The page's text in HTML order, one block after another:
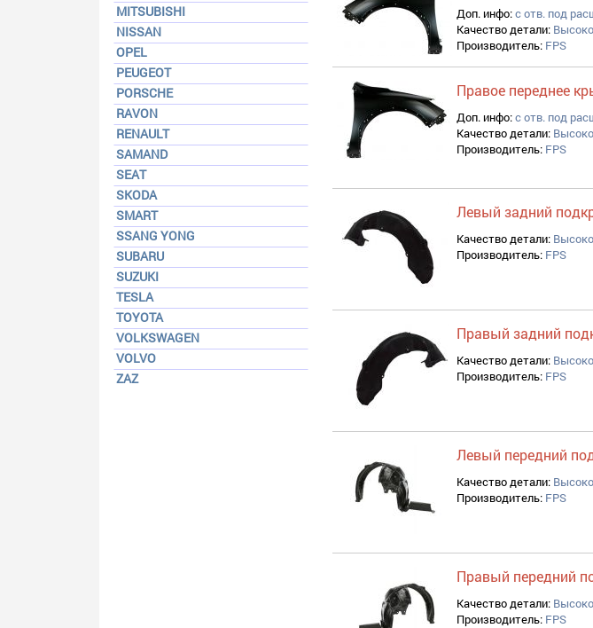
MITSUBISHI
NISSAN
OPEL
PEUGEOT
PORSCHE
RAVON
RENAULT
SAMAND
SEAT
SKODA
SMART
SSANG YONG
SUBARU
SUZUKI
TESLA
TOYOTA
VOLKSWAGEN
VOLVO
ZAZ
Доп. инфо:с отв. под
Качество детали:
Производитель: FPS
Правое переднее
Доп. инфо:с отв. под
Качество детали:
Производитель: FPS
Левый задний
Качество детали:
Производитель: FPS
Правый задний
Качество детали:
Производитель: FPS
Левый передний
Качество детали:
Производитель: FPS
Правый передний
Качество детали:
Производитель: FPS